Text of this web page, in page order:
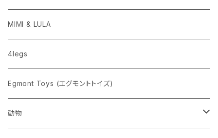
penco
nahe
pppppins（ピーーーーンズ）
MIMI & LULA
4legs
Egmont Toys (エグモントトイズ)
動物